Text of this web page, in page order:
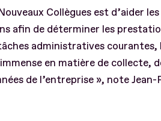
Collègues est d’aider les
afin de déterminer les
administratives courantes,
en matière de collecte,
de l’entreprise », note Jean-